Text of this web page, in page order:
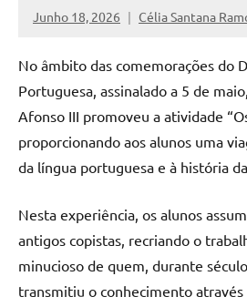
Junho 18, 2026 Célia Santana
No âmbito das comemorações do
Portuguesa, assinalado a 5 de
Afonso III promoveu a atividade
proporcionando aos alunos uma
da língua portuguesa e à história
Nesta experiência, os alunos
antigos copistas, recriando o
minucioso de quem, durante
transmitiu o conhecimento através